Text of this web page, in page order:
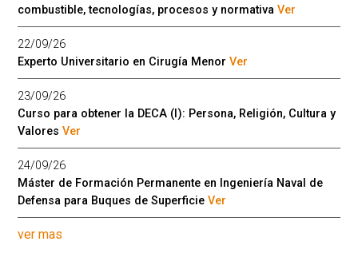
combustible, tecnologías, procesos y normativaVer
22/09/26
Experto Universitario en Cirugía MenorVer
23/09/26
Curso para obtener la DECA (I): Persona, Religión, Cultura y
ValoresVer
24/09/26
Máster de Formación Permanente en Ingeniería Naval de
Defensa para Buques de SuperficieVer
ver mas